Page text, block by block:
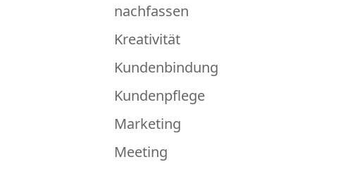
nachfassen
Kreativität
Kundenbindung
Kundenpflege
Marketing
Meeting